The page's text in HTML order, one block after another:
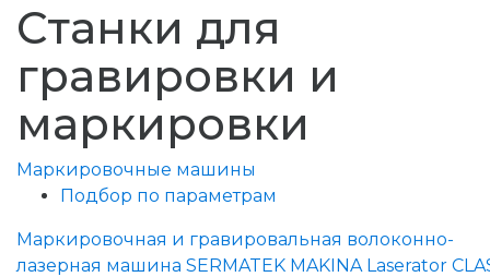
Станки для
гравировки и
маркировки
Маркировочные машины
Подбор по параметрам
Маркировочная и гравировальная волоконно-
лазерная машина SERMATEK MAKINA Laserator